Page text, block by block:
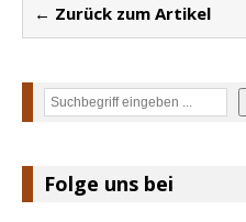
← Zurück zum Artikel
Suchen
Folge uns bei